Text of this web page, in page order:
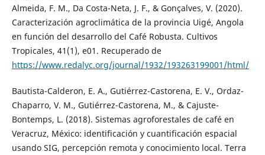
Almeida, F. M., Da Costa-Neta, J. F., & Gonçalves, V. (2020).
Caracterización agroclimática de la provincia Uigé, Angola
en función del desarrollo del Café Robusta. Cultivos
Tropicales, 41(1), e01. Recuperado de
https://www.redalyc.org/journal/1932/193263199001/html/
Bautista-Calderon, E. A., Gutiérrez-Castorena, E. V., Ordaz-
Chaparro, V. M., Gutiérrez-Castorena, M., & Cajuste-
Bontemps, L. (2018). Sistemas agroforestales de café en
Veracruz, México: identificación y cuantificación espacial
usando SIG, percepción remota y conocimiento local. Terra